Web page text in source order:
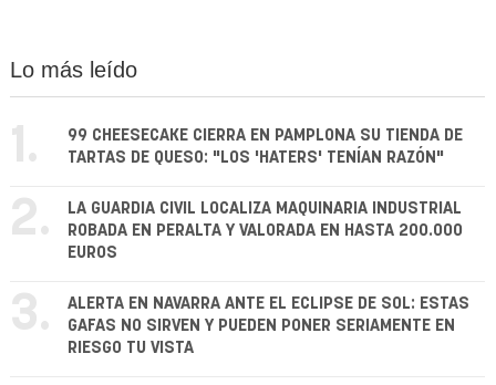
Lo más leído
1.
99 CHEESECAKE CIERRA EN PAMPLONA SU TIENDA DE
TARTAS DE QUESO: "LOS 'HATERS' TENÍAN RAZÓN"
2.
LA GUARDIA CIVIL LOCALIZA MAQUINARIA INDUSTRIAL
ROBADA EN PERALTA Y VALORADA EN HASTA 200.000
EUROS
3.
ALERTA EN NAVARRA ANTE EL ECLIPSE DE SOL: ESTAS
GAFAS NO SIRVEN Y PUEDEN PONER SERIAMENTE EN
RIESGO TU VISTA